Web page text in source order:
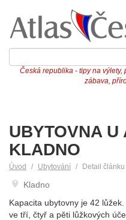
Česká republika - tipy na výlety,
zábava,
UBYTOVNA U
KLADNO
Úvod Ubytování Detail článku
Kladno
Kapacita ubytovny je 42
ve tří, čtyř a pěti lůžkových